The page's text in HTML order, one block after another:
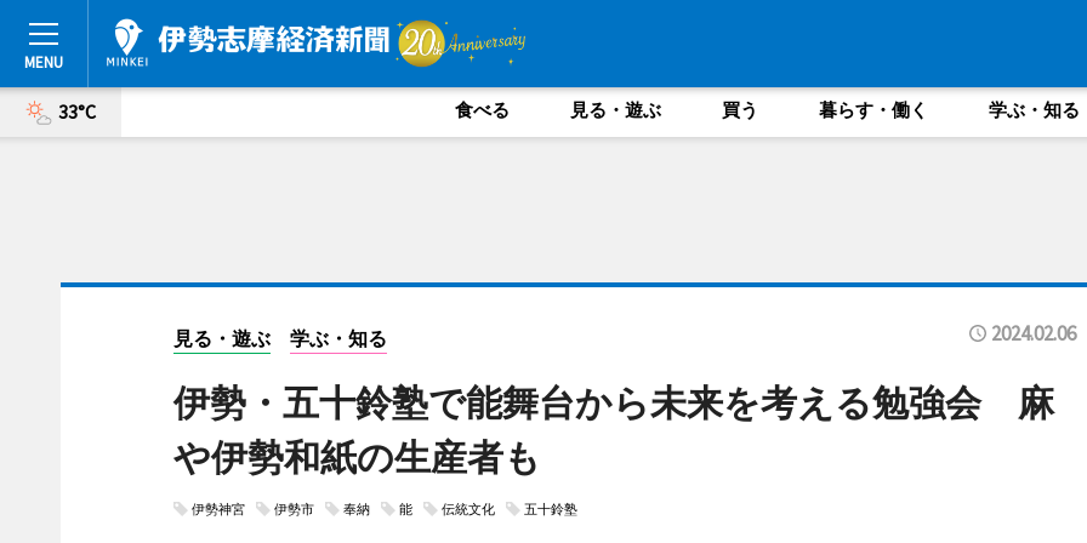
33°C 食べる 見る・遊ぶ 買う 暮らす・働く 学ぶ・知る
見る・遊ぶ 学ぶ・知る 2024.02.06
伊勢・五十鈴塾で能舞台から未来を考える勉強会 麻
や伊勢和紙の生産者も
伊勢神宮 伊勢市 奉納 能 伝統文化 五十鈴塾